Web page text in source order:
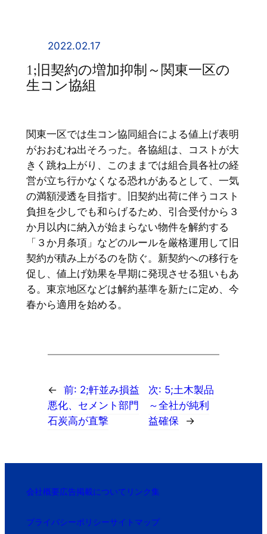
2022.02.17
1;旧契約の増加抑制～関東一区の
生コン協組
関東一区では生コン協同組合による値上げ表明
がおおむね出そろった。各協組は、コストが大
きく跳ね上がり、このままでは組合員各社の経
営が立ち行かなくなる恐れがあるとして、一気
の満額浸透を目指す。旧契約出荷に伴うコスト
負担を少しでも和らげるため、引合受付から３
か月以内に納入が始まらない物件を解約する
「３か月条項」などのルールを厳格運用して旧
契約が積み上がるのを防ぐ。新契約への移行を
促し、値上げ効果を早期に発現させる狙いもあ
る。東京地区などは解約基準を新たに定め、今
春から適用を始める。
← 前: 2;軒並み損益
悪化、セメント部門
石炭高が直撃
次: 5;土木製品
～全社が純利
益確保
→
会社概要広告掲載について リンク集
プライバシーポリシーサイトマップ